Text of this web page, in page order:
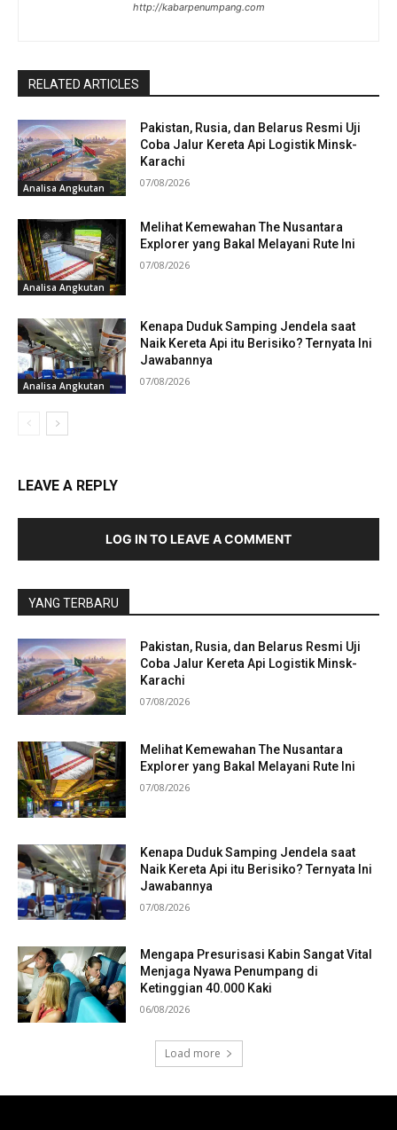
http://kabarpenumpang.com
RELATED ARTICLES
Analisa Angkutan
Pakistan, Rusia, dan Belarus Resmi Uji
Coba Jalur Kereta Api Logistik Minsk-
Karachi
07/08/2026
Analisa Angkutan
Melihat Kemewahan The Nusantara
Explorer yang Bakal Melayani Rute Ini
07/08/2026
Analisa Angkutan
Kenapa Duduk Samping Jendela saat
Naik Kereta Api itu Berisiko? Ternyata Ini
Jawabannya
07/08/2026
LEAVE A REPLY
LOG IN TO LEAVE A COMMENT
YANG TERBARU
Pakistan, Rusia, dan Belarus Resmi Uji
Coba Jalur Kereta Api Logistik Minsk-
Karachi
07/08/2026
Melihat Kemewahan The Nusantara
Explorer yang Bakal Melayani Rute Ini
07/08/2026
Kenapa Duduk Samping Jendela saat
Naik Kereta Api itu Berisiko? Ternyata Ini
Jawabannya
07/08/2026
Mengapa Presurisasi Kabin Sangat Vital
Menjaga Nyawa Penumpang di
Ketinggian 40.000 Kaki
06/08/2026
Load more